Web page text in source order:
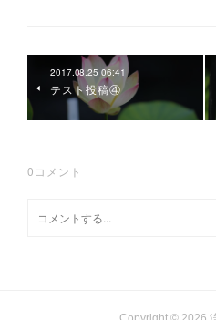
2017.08.25 06:41
テスト投稿④
0 コメント